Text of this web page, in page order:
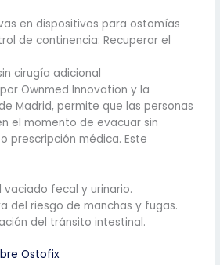
en dispositivos para ostomías
de continencia: Recuperar el
cirugía adicional
Ownmed Innovation y la
Madrid, permite que las personas
el momento de evacuar sin
prescripción médica. Este
fecal y urinario.
del riesgo de manchas y fugas.
del tránsito intestinal.
Ostofix